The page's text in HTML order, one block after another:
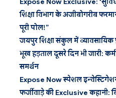
शिक्षा विभाग के अजीबोगरीब
पूरी पोल!”
जयपुर शिक्षा संकुल में व्यावसायिक
भूख हड़ताल दूसरे दिन भी जारी:
समर्थन
Expose Now स्पेशल
फर्जीवाड़े की Exclusive कहानी: